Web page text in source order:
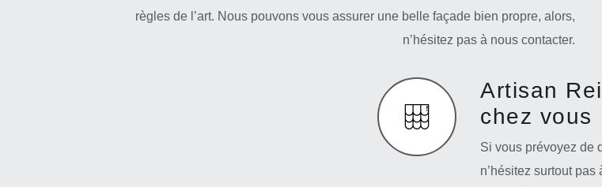
règles de l’art. Nous pouvons vous assurer une belle façade bien propre, alors,
n’hésitez pas à nous contacter.
Artisan
chez vous
Si vous prévoyez de
n’hésitez surtout